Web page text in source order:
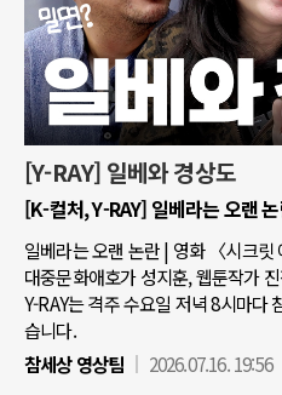
[Y-RAY] 일베와 경상도
[K-컬처, Y-RAY] 일베라는 오랜
일베라는 오랜 논란 | 영화 〈시크
대중문화애호가 성지훈, 웹툰작가
Y-RAY는 격주 수요일 저녁 8시마다
습니다.
참세상 영상팀
2026.07.16. 19:56